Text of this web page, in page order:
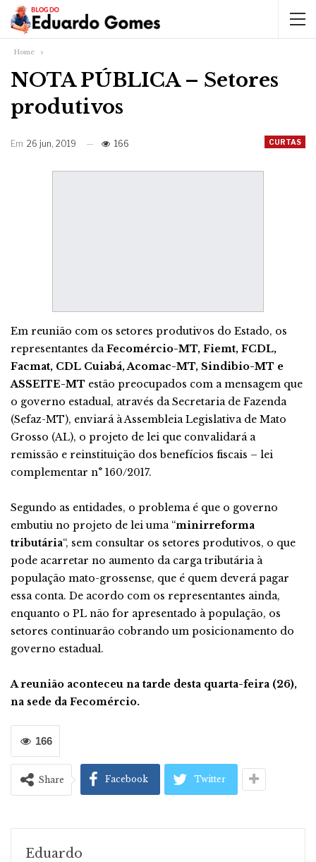
Home
NOTA PÚBLICA – Setores
produtivos
CURTAS
Em 26 jun, 2019 166
Em reunião com os setores produtivos do Estado, os
representantes daFecomércio-MT, Fiemt, FCDL,
Facmat, CDL Cuiabá, Acomac-MT, Sindibio-MT e
ASSEITE-MT estão preocupados com a mensagem que
o governo estadual, através da Secretaria de Fazenda
(Sefaz-MT), enviará à Assembleia Legislativa de Mato
Grosso (AL), o projeto de lei que convalidará a
remissão e reinstituição dos benefícios fiscais – lei
complementar n° 160/2017.
Segundo as entidades, o problema é que o governo
embutiu no projeto de lei uma “minirreforma
tributária“, sem consultar os setores produtivos, o que
pode acarretar no aumento da carga tributária à
população mato-grossense, que é quem deverá pagar
essa conta. De acordo com os representantes ainda,
enquanto o PL não for apresentado à população, os
setores continuarão cobrando um posicionamento do
governo estadual.
A reunião aconteceu na tarde desta quarta-feira (26),
na sede da Fecomércio.
166
Share Facebook Twitter
Eduardo